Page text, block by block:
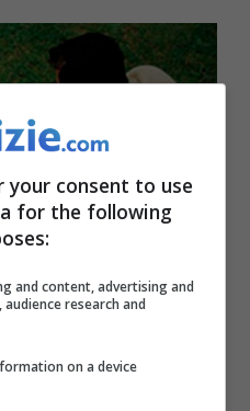
Foto)
consent to use
for the following
and content, advertising and
research and
on a device